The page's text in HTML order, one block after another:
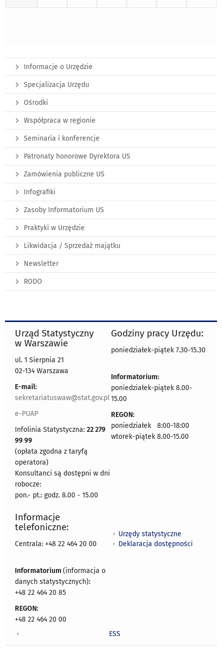
Informacje o Urzędzie
Specjalizacja Urzędu
Ośrodki
Współpraca w regionie
Seminaria i konferencje
Patronaty honorowe Dyrektora US
Zamówienia publiczne US
Infografiki
Zasoby Informatorium US
Praktyki w Urzędzie
Likwidacja / Sprzedaż majątku
Newsletter
RODO
Urząd Statystyczny
w Warszawie
ul. 1 Sierpnia 21
02-134 Warszawa
E-mail:
sekretariatuswaw@stat.gov.pl
e-PUAP
Infolinia Statystyczna: 22 279
99 99
(opłata zgodna z taryfą
operatora)
Konsultanci są dostępni w dni
robocze:
pon.- pt.: godz. 8.00 - 15.00
Godziny pracy Urzędu:
poniedziałek-piątek 7.30-15.30
Informatorium:
poniedziałek-piątek 8.00-
15.00
REGON:
poniedziałek 8:00-18:00
wtorek-piątek 8.00-15.00
Informacje
telefoniczne:
Centrala: +48 22 464 20 00
Informatorium (informacja o
danych statystycznych):
+48 22 464 20 85
REGON:
+48 22 464 20 00
Urzędy statystyczne
Deklaracja dostępności
ESS